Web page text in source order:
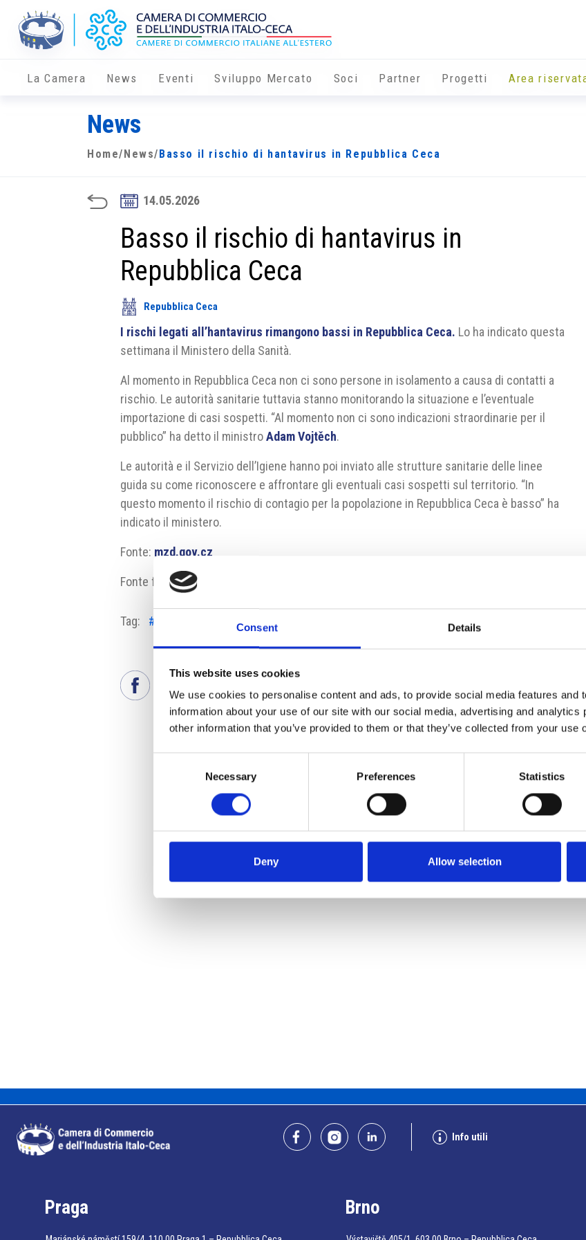
Consent Details
This website uses cookies
We use cookies to personalise content and ads, to provide social media features and
information about your use of our site with our social media, advertising and analytics
other information that you’ve provided to them or that they’ve collected from your use
Necessary Preferences Statistics
Deny Allow selection
La Camera News Eventi Sviluppo Mercato Soci Partner Progetti Area
News
Home/ News/ Basso il rischio di hantavirus in Repubblica Ceca
14.05.2026
Basso il rischio di hantavirus in
Repubblica Ceca
Repubblica Ceca
I rischi legati all’hantavirus rimangono bassi in Repubblica Ceca. Lo ha indicato questa
settimana il Ministero della Sanità.
Al momento in Repubblica Ceca non ci sono persone in isolamento a causa di contatti a
rischio. Le autorità sanitarie tuttavia stanno monitorando la situazione e l’eventuale
importazione di casi sospetti. “Al momento non ci sono indicazioni straordinarie per il
pubblico” ha detto il ministroAdam Vojtěch.
Le autorità e il Servizio dell’Igiene hanno poi inviato alle strutture sanitarie delle linee
guida su come riconoscere e affrontare gli eventuali casi sospetti sul territorio. “In
questo momento il rischio di contagio per la popolazione in Repubblica Ceca è basso” ha
indicato il ministero.
Fonte: mzd.gov.cz
Fonte fotografica:
Tag: #Adam Vojtěch #Basso rischio
Info utili
Praga Brno